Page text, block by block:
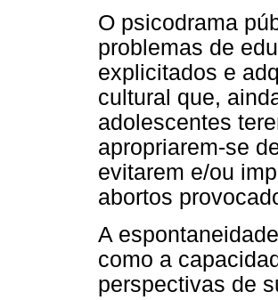
O psicodrama
problemas de
explicitados e
cultural que,
adolescentes
apropriarem-se
evitarem e/ou
abortos
A
como a
perspectivas de